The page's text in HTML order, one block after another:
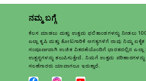
ನಮ್ಮ ಬಗ್ಗೆ
ಕೆಲಸ ಮಾಡಲು ಮತ್ತು ಉತ್ತಮ ಫಲಿತಾಂಶಗಳನ್ನು ನೀಡಲು
ಎಲ್ಲಾ ಕೃಷಿ ಮತ್ತು ತೋಟಗಾರಿಕೆ ಅಗತ್ಯಗಳಿಗೆ ನಾವು ನಿಮ್ಮ
ಸಂಪೂರ್ಣವಾಗಿ ಉಚಿತ ವಿತರಣೆಯೊಂದಿಗೆ ಭಾರತದಲ್ಲಿನ
ಉತ್ಪನ್ನಗಳನ್ನು ತಲುಪಿಸುತ್ತೇವೆ. ನಿಮಗೆ ಉತ್ತಮ ಪರಿಹಾರಗಳನ್ನು
ಸಲಹೆಗಾರರು ಯಾವಾಗಲೂ ಇರುತ್ತಾರೆ.